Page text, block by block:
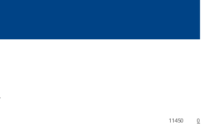
0
11450